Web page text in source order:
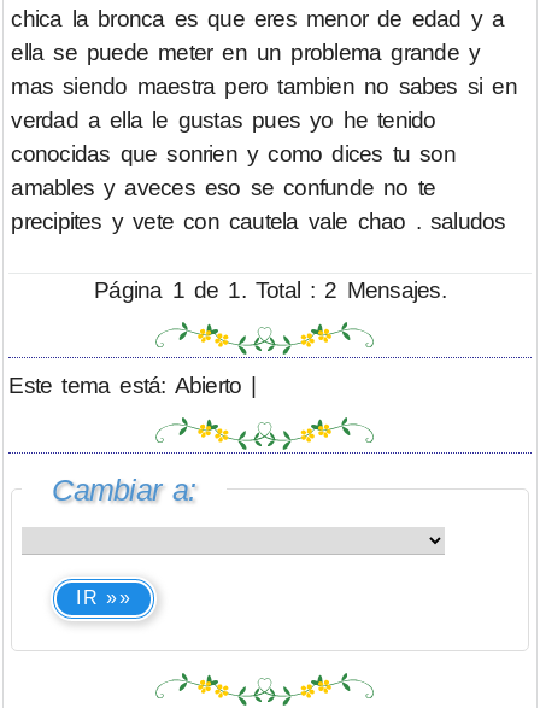
chica la bronca es que eres menor de edad y a
ella se puede meter en un problema grande y
mas siendo maestra pero tambien no sabes si en
verdad a ella le gustas pues yo he tenido
conocidas que sonrien y como dices tu son
amables y aveces eso se confunde no te
precipites y vete con cautela vale chao . saludos
Página 1 de 1. Total : 2 Mensajes.
Este tema está: Abierto |
Cambiar a:
IR »»